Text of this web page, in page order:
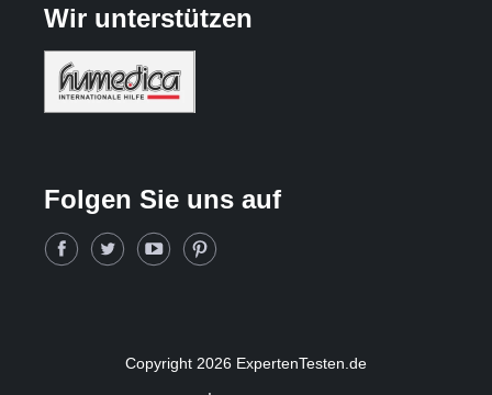
Wir unterstützen
Folgen Sie uns auf
Copyright 2026 ExpertenTesten.de